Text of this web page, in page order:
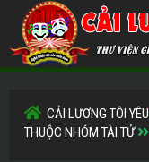
CẢI LƯƠNG TÔI YÊU
THUỘC NHÓM TÀI TỬ